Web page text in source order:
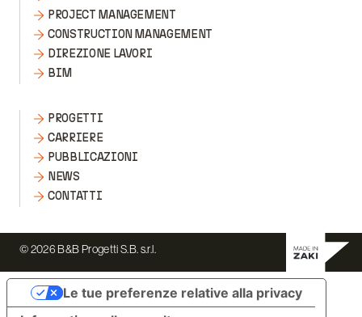
PROJECT MANAGEMENT
CONSTRUCTION MANAGEMENT
DIREZIONE LAVORI
BIM
PROGETTI
CARRIERE
PUBBLICAZIONI
NEWS
CONTATTI
© 2026 B&B Progetti S.B. s.r.l.
Le tue preferenze relative alla privacy